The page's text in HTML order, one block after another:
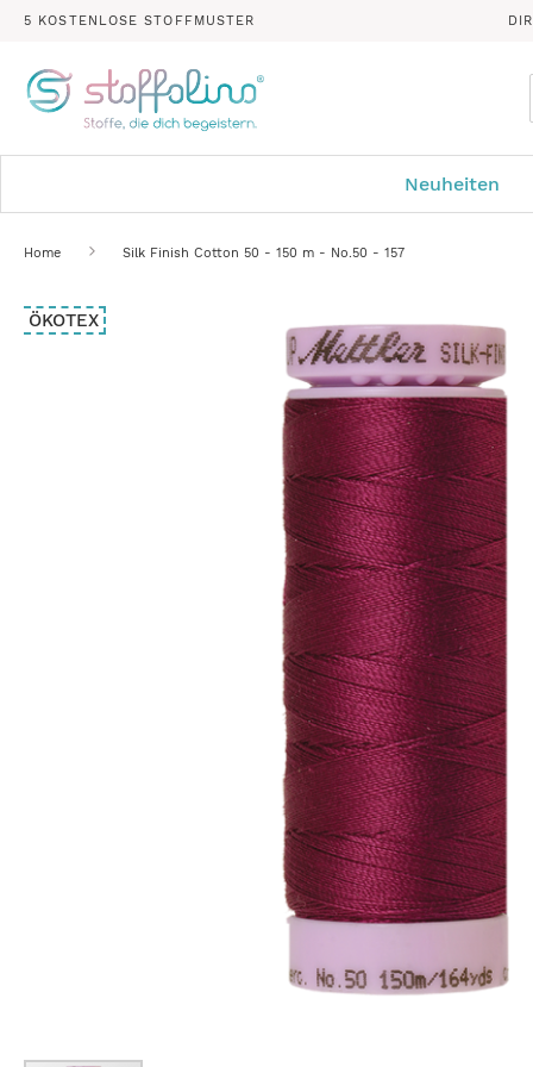
5 KOSTENLOSE STOFFMUSTER
Neuheiten
Home Silk Finish Cotton 50 - 150 m - No.50 - 157
Zum
Ende
ÖKOTEX